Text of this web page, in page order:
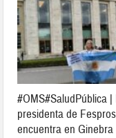
#OMS#SaludPública |
presidenta de
encuentra en Ginebra